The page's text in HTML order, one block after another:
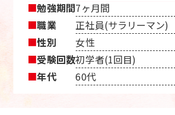
■勉強期間7ヶ月間
■職業
正社員(サラリーマン)
■性別
女性
■受験回数初学者(1回目)
■年代 60代